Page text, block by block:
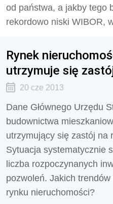
od państwa, a jakby tego
rekordowo niski WIBOR,
Rynek
utrzymuje się
20 cze 2013
Dane Głównego Urzędu
budownictwa
utrzymujący się zastój na
Sytuacja systematycznie
liczba rozpoczynanych
pozwoleń. Jakich
rynku nieruchomości?